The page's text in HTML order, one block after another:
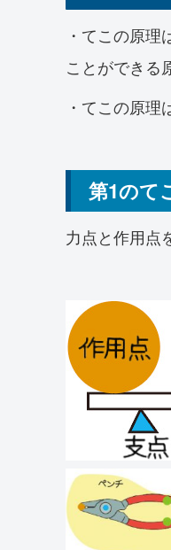
・てこの原
ことができる
・てこの原理
第1のて
力点と作用点